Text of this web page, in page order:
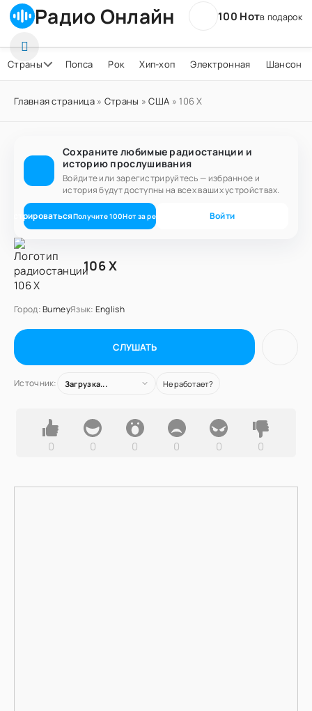
Радио Онлайн 100 Нотв подарок
Страны Попса Рок Хип-хоп Электронная Шансон
Главная страница» Страны »США » 106 X
Сохраните любимые радиостанции и
историю прослушивания
Войдите или зарегистрируйтесь — избранное и
история будут доступны на всех ваших устройствах.
Получите100Нот за регистрацию Войти
106 X
Город:BurneyЯзык: English
СЛУШАТЬ
Источник: Загрузка... Не работает?
0 0 0 0 0 0